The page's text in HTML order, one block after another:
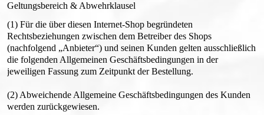
Geltungsbereich & Abwehrklausel
(1) Für die über diesen Internet-Shop begründeten
Rechtsbeziehungen zwischen dem Betreiber des Shops
(nachfolgend „Anbieter“) und seinen Kunden gelten ausschließlich
die folgenden Allgemeinen Geschäftsbedingungen in der
jeweiligen Fassung zum Zeitpunkt der Bestellung.
(2) Abweichende Allgemeine Geschäftsbedingungen des Kunden
werden zurückgewiesen.